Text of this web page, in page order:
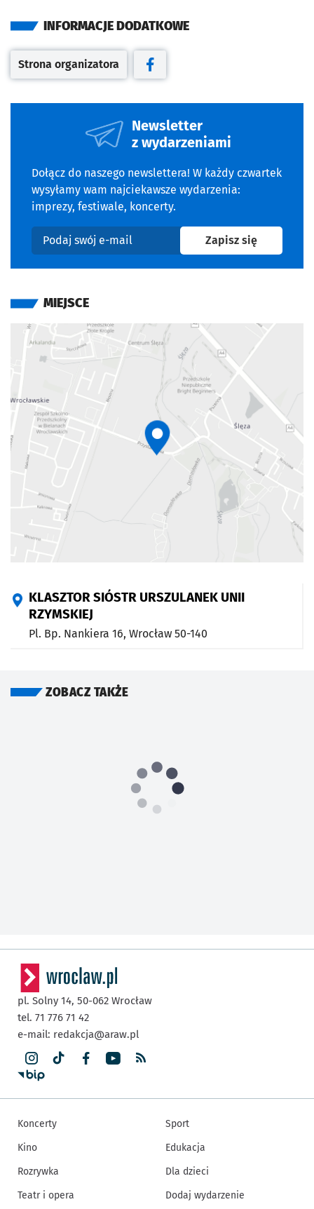
INFORMACJE DODATKOWE
Otwiera się w nowej karcie
Strona organizatora
Otwiera się w nowej karcie
Newsletter
z wydarzeniami
Dołącz do naszego newslettera! W każdy czwartek
wysyłamy wam najciekawsze wydarzenia:
imprezy, festiwale, koncerty.
Podaj swój e-mail
Zapisz sięna
MIEJSCE
KLASZTOR SIÓSTR URSZULANEK UNII
RZYMSKIEJ
Pl. Bp. Nankiera 16, Wrocław 50-140
ZOBACZ TAKŻE
pl. Solny 14, 50-062 Wrocław
tel. 71 776 71 42
e-mail: redakcja@araw.pl
Koncerty
Kino
Rozrywka
Teatr i opera
Sport
Edukacja
Dla dzieci
Dodaj wydarzenie